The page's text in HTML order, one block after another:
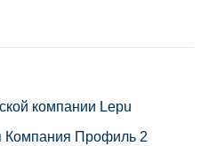
компании Lepu
Компания Профиль 2